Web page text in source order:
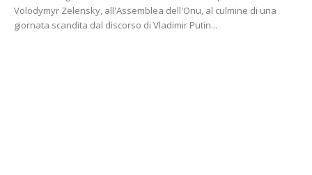
Volodymyr Zelensky, all'Assemblea dell'Onu, al culmine di una
giornata scandita dal discorso di Vladimir Putin...